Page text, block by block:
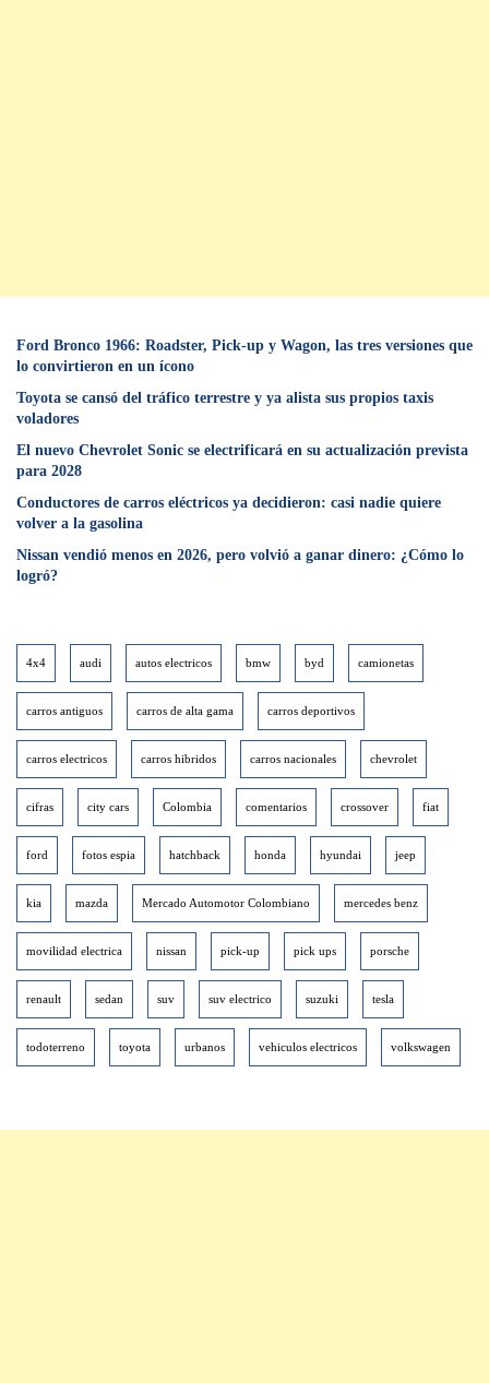
Ford Bronco 1966: Roadster, Pick-up y Wagon, las tres versiones que
lo convirtieron en un ícono
Toyota se cansó del tráfico terrestre y ya alista sus propios taxis
voladores
El nuevo Chevrolet Sonic se electrificará en su actualización prevista
para 2028
Conductores de carros eléctricos ya decidieron: casi nadie quiere
volver a la gasolina
Nissan vendió menos en 2026, pero volvió a ganar dinero: ¿Cómo lo
logró?
4x4 audi autos electricos bmw byd camionetas
carros antiguos carros de alta gama carros deportivos
carros electricos carros hibridos carros nacionales chevrolet
cifras city cars Colombia comentarios crossover fiat
ford fotos espia hatchback honda hyundai jeep
kia mazda Mercado Automotor Colombiano mercedes benz
movilidad electrica nissan pick-up pick ups porsche
renault sedan suv suv electrico suzuki tesla
todoterreno toyota urbanos vehiculos electricos volkswagen